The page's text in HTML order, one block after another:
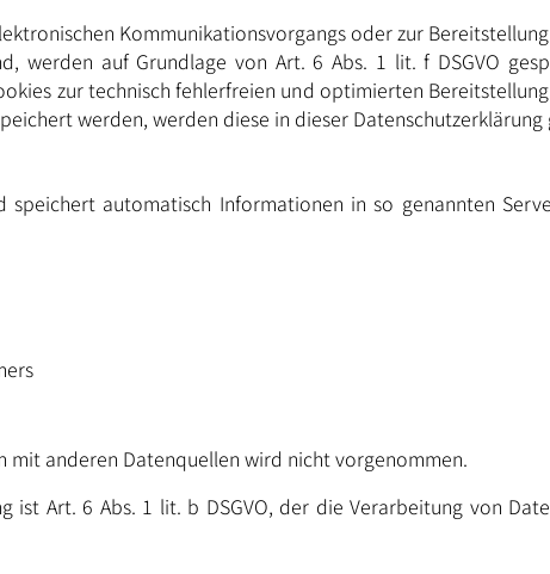
Kommunikationsvorgangs oder zur
werden auf Grundlage von Art. 6 Abs. 1 lit. f DSGVO
zur technisch fehlerfreien und optimierten
werden, werden diese in dieser
automatisch Informationen in so genannten
mit anderen Datenquellen wird nicht vorgenommen.
ist Art. 6 Abs. 1 lit. b DSGVO, der die Verarbeitung von